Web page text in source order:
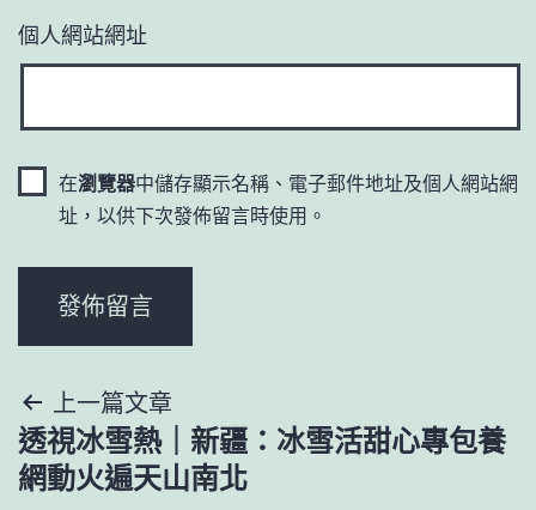
個人網站網址
在瀏覽器中儲存顯示名稱、電子郵件地址及個人網站網
址，以供下次發佈留言時使用。
文
章
上一篇文章
透視冰雪熱｜新疆：冰雪活甜心專包養
網動火遍天山南北